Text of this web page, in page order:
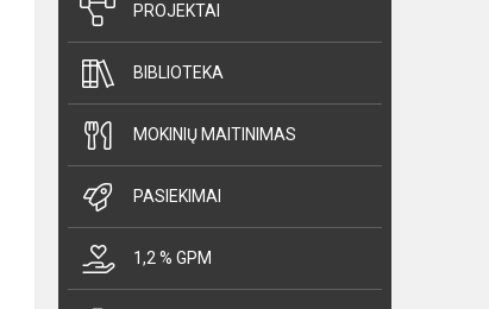
PROJEKTAI
BIBLIOTEKA
MOKINIŲ MAITINIMAS
PASIEKIMAI
1,2 % GPM